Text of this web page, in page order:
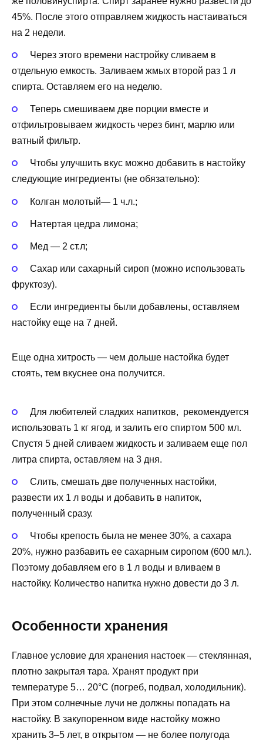
45%. После этого отправляем жидкость настаиваться
на 2 недели.
Через этого времени настройку сливаем в
отдельную емкость. Заливаем жмых второй раз 1 л
спирта. Оставляем его на неделю.
Теперь смешиваем две порции вместе и
отфильтровываем жидкость через бинт, марлю или
ватный фильтр.
Чтобы улучшить вкус можно добавить в настойку
следующие ингредиенты (не обязательно):
Колган молотый— 1 ч.л.;
Натертая цедра лимона;
Мед — 2 ст.л;
Сахар или сахарный сироп (можно использовать
фруктозу).
Если ингредиенты были добавлены, оставляем
настойку еще на 7 дней.
Еще одна хитрость — чем дольше настойка будет
стоять, тем вкуснее она получится.
Для любителей сладких напитков, рекомендуется
использовать 1 кг ягод, и залить его спиртом 500 мл.
Спустя 5 дней сливаем жидкость и заливаем еще пол
литра спирта, оставляем на 3 дня.
Слить, смешать две полученных настойки,
развести их 1 л воды и добавить в напиток,
полученный сразу.
Чтобы крепость была не менее 30%, а сахара
20%, нужно разбавить ее сахарным сиропом (600 мл.).
Поэтому добавляем его в 1 л воды и вливаем в
настойку. Количество напитка нужно довести до 3 л.
Особенности хранения
Главное условие для хранения настоек — стеклянная,
плотно закрытая тара. Хранят продукт при
температуре 5… 20°C (погреб, подвал, холодильник).
При этом солнечные лучи не должны попадать на
настойку. В закупоренном виде настойку можно
хранить 3–5 лет, в открытом — не более полугода